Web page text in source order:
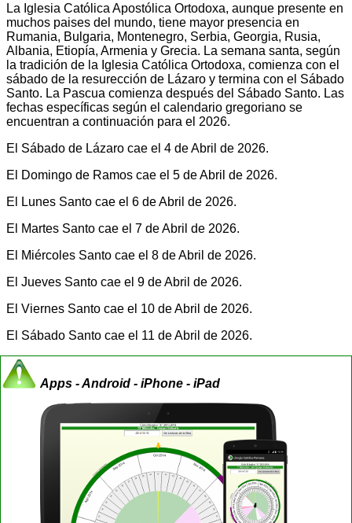
La Iglesia Católica Apostólica Ortodoxa, aunque presente en
muchos paises del mundo, tiene mayor presencia en
Rumania, Bulgaria, Montenegro, Serbia, Georgia, Rusia,
Albania, Etiopía, Armenia y Grecia. La semana santa, según
la tradición de la Iglesia Católica Ortodoxa, comienza con el
sábado de la resurección de Lázaro y termina con el Sábado
Santo. La Pascua comienza después del Sábado Santo. Las
fechas específicas según el calendario gregoriano se
encuentran a continuación para el 2026.
El Sábado de Lázaro cae el 4 de Abril de 2026.
El Domingo de Ramos cae el 5 de Abril de 2026.
El Lunes Santo cae el 6 de Abril de 2026.
El Martes Santo cae el 7 de Abril de 2026.
El Miércoles Santo cae el 8 de Abril de 2026.
El Jueves Santo cae el 9 de Abril de 2026.
El Viernes Santo cae el 10 de Abril de 2026.
El Sábado Santo cae el 11 de Abril de 2026.
Apps - Android - iPhone - iPad